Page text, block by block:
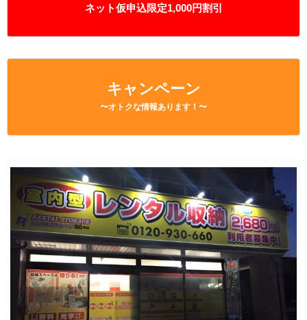
ネット仮申込限定1,000円割引
キャンペーン
〜オトクな情報あります！〜